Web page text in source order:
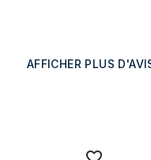
AFFICHER PLUS